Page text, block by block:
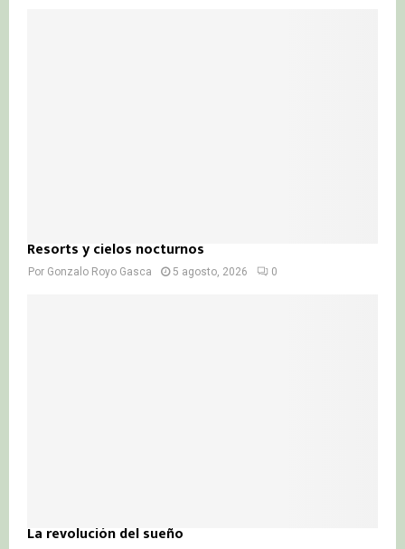
Resorts y cielos nocturnos
Por Gonzalo Royo Gasca 5 agosto, 2026 0
La revolución del sueño